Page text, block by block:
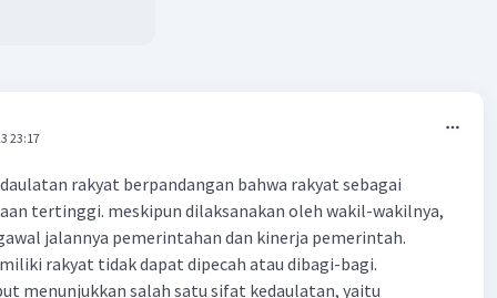
23:17
rakyat berpandangan bahwa rakyat sebagai
tertinggi. meskipun dilaksanakan oleh wakil-wakilnya,
jalannya pemerintahan dan kinerja pemerintah.
rakyat tidak dapat dipecah atau dibagi-bagi.
menunjukkan salah satu sifat kedaulatan, yaitu